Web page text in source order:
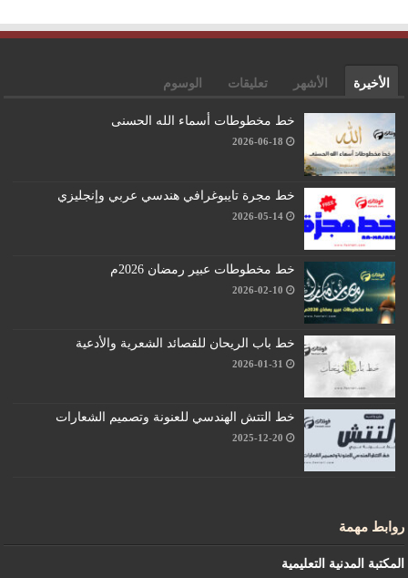
الأخيرة الأشهر تعليقات الوسوم
خط مخطوطات أسماء الله الحسنى
2026-06-18
خط مجرة تايبوغرافي هندسي عربي وإنجليزي
2026-05-14
خط مخطوطات عبير رمضان 2026م
2026-02-10
خط باب الريحان للقصائد الشعرية والأدعية
2026-01-31
خط التتش الهندسي للعنونة وتصميم الشعارات
2025-12-20
روابط مهمة
المكتبة المدنية التعليمية